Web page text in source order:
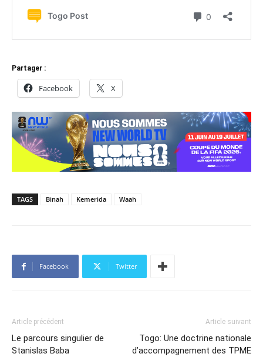
Partager :
Facebook X
TAGS Binah Kemerida Waah
Facebook Twitter
Article précédent
Le parcours singulier de
Stanislas Baba
Article suivant
Togo: Une doctrine nationale
d’accompagnement des TPME